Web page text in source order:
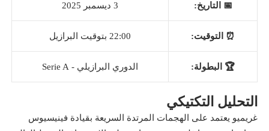
📅 التاريخ: 3 ديسمبر 2025
⏰ التوقيت: 22:00 بتوقيت البرازيل
🏆 البطولة: الدوري البرازيلي - Serie A
التحليل التكتيكي
غريميو يعتمد على الهجمات المرتدة السريعة بقيادة فينيسيوس